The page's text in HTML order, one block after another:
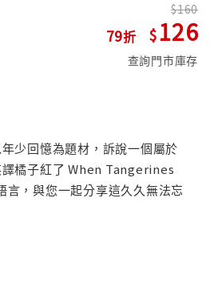
79
160
126
查詢門市庫存
少回憶為題材，訴說一個屬於
橘子紅了 When Tangerines
，與您一起分享這久久無法忘